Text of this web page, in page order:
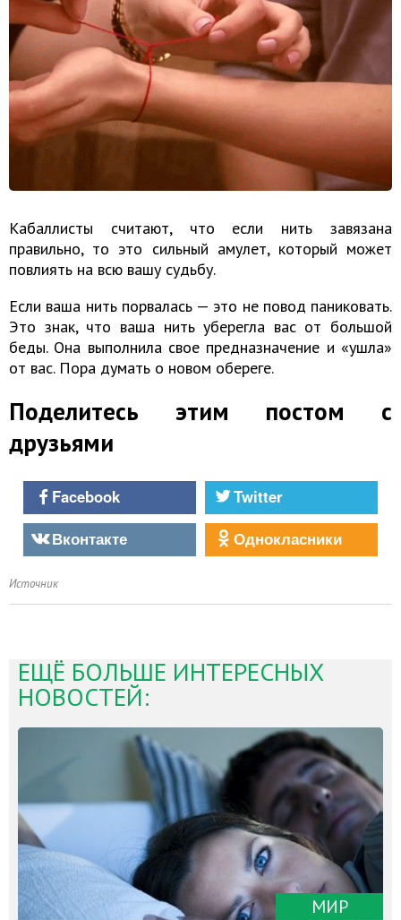
Кабаллисты считают, что если нить завязана
правильно, то это сильный амулет, который может
повлиять на всю вашу судьбу.
Если ваша нить порвалась — это не повод паниковать.
Это знак, что ваша нить уберегла вас от большой
беды. Она выполнила свое предназначение и «ушла»
от вас. Пора думать о новом обереге.
Поделитесь этим постом с
друзьями
Facebook
Twitter
Вконтакте
Однокласники
Источник
ЕЩЁ БОЛЬШЕ ИНТЕРЕСНЫХ
НОВОСТЕЙ:
МИР